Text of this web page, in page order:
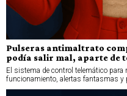
Pulseras antimaltrato
podía salir mal, aparte de
El sistema de control telemático
funcionamiento, alertas fantasmas y